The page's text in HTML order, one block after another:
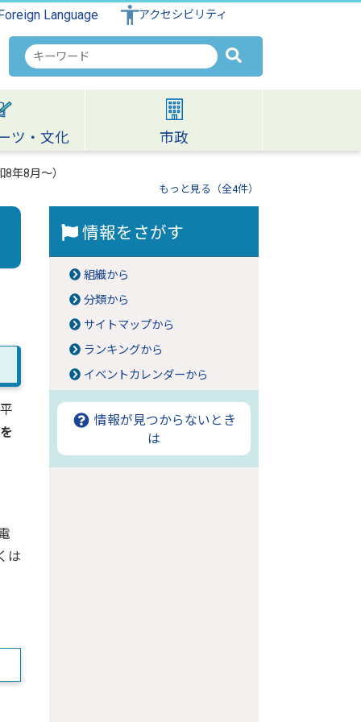
Language アクセシビリティ
検
索
キ
ワ
ー
ド
ツ・文化 市政
年8月～）
もっと見る（全4件）
は
情報をさがす
組織から
分類から
サイトマップから
ランキングから
イベントカレンダーから
情報が見つからないとき
は